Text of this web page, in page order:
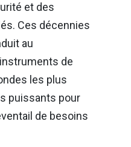
et des
Ces décennies
au
de
les plus
puissants pour
de besoins